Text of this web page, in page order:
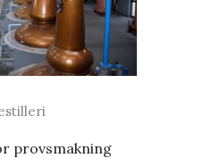
provsmakning